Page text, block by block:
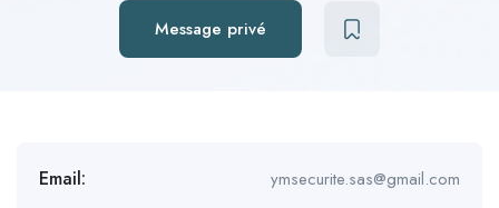
Message privé
Email: ymsecurite.sas@gmail.com